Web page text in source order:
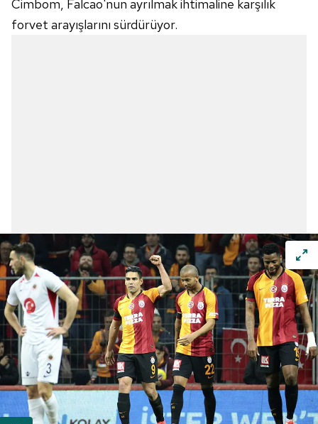
Cimbom, Falcao'nun ayrılmak ihtimaline karşılık
forvet arayışlarını sürdürüyor.